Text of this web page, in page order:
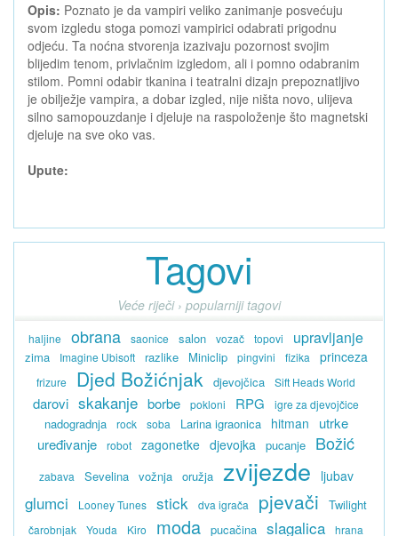
Opis: Poznato je da vampiri veliko zanimanje posvećuju
svom izgledu stoga pomozi vampirici odabrati prigodnu
odjeću. Ta noćna stvorenja izazivaju pozornost svojim
blijedim tenom, privlačnim izgledom, ali i pomno odabranim
stilom. Pomni odabir tkanina i teatralni dizajn prepoznatljivo
je obilježje vampira, a dobar izgled, nije ništa novo, ulijeva
silno samopouzdanje i djeluje na raspoloženje što magnetski
djeluje na sve oko vas.
Upute:
Tagovi
Veće riječi › popularniji tagovi
haljine obrana saonice salon vozač topovi upravljanje
zima Imagine Ubisoft razlike Miniclip pingvini fizika princeza
frizure Djed Božićnjak djevojčica Sift Heads World
darovi skakanje borbe pokloni RPG igre za djevojčice
nadogradnja rock soba Larina igraonica hitman
utrke
uređivanje
robot zagonetke djevojka pucanje Božić
zabava Sevelina vožnja oružja zvijezde ljubav
glumci Looney Tunes stick dva igrača pjevači Twilight
čarobnjak Youda Kiro moda pucačina slagalica
hrana